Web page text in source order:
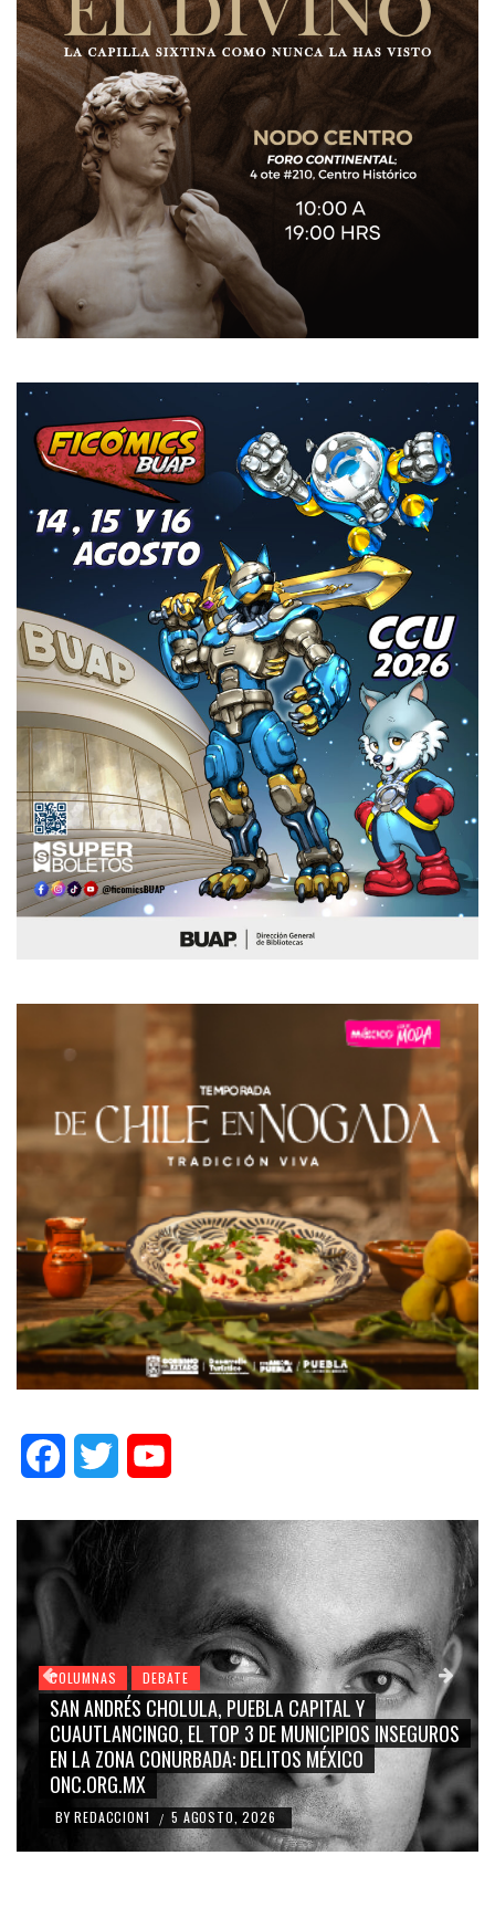
FacebookTwitter
COLUMNAS DEBATE
GRACE PALOMARES, NAY SALVATORI, SERGIO
CARMEN SALINAS “LA CORCHOLATA”,
BLANCO, SILVIA PINAL: LA TRIVIALIZACIÓN Y
RIDICULIZACIÓN DE LA REPRESENTACIÓN
BY REDACCION1 / 4 AGOSTO, 2026